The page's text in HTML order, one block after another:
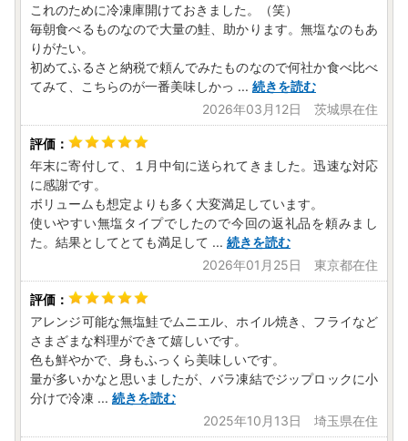
・返礼品に不具合がある場合、お受け取り後、早急にご連絡
ください。経過しすぎると対応できません。
・カラーやサイズ、種類などを選択する返礼品について、ご
希望がある場合は必ず備考欄に記入いただきますようお願い
いたします。
・返礼品の送付は、南三陸町外にお住まいの方に限らせてい
ただきます。
★個人情報について
南三陸町ふるさと納税事業の範囲内で各種委託業者に情報提
供します。
・ふるさと納税事務処理、申請書類の各種手続きのため
・お礼の品発送のため
・お問い合わせ回答、履歴管理、サービス向上のため
・ふるさと納税のカタログ、メールマガジン、資料の送付、
その他サービスの提供のため
これのために冷凍庫開けておきました。（笑）
毎朝食べるものなので大量の鮭、助かります。無塩なのもあ
りがたい。
初めてふるさと納税で頼んでみたものなので何社か食べ比べ
てみて、こちらのが一番美味しかっ ... 続きを読む
2026年03月12日 茨城県在住
年末に寄付して、１月中旬に送られてきました。迅速な対応
に感謝です。
ボリュームも想定よりも多く大変満足しています。
使いやすい無塩タイプでしたので今回の返礼品を頼みまし
た。結果としてとても満足して ... 続きを読む
2026年01月25日 東京都在住
アレンジ可能な無塩鮭でムニエル、ホイル焼き、フライなど
さまざまな料理ができて嬉しいです。
色も鮮やかで、身もふっくら美味しいです。
量が多いかなと思いましたが、バラ凍結でジップロックに小
分けで冷凍 ... 続きを読む
2025年10月13日 埼玉県在住